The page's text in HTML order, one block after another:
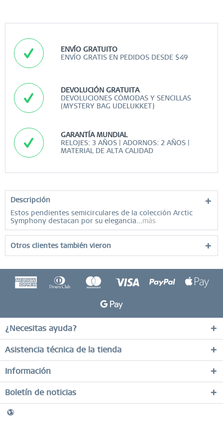
ENVÍO GRATUITO
ENVÍO GRATIS EN PEDIDOS DESDE $49
DEVOLUCIÓN GRATUITA
DEVOLUCIONES CÓMODAS Y SENCILLAS
(MYSTERY BAG UDELUKKET)
GARANTÍA MUNDIAL
RELOJES: 3 AÑOS | ADORNOS: 2 AÑOS |
MATERIAL DE ALTA CALIDAD
Descripción
Estos pendientes semicirculares de la colección Arctic
Symphony destacan por su elegancia... más
Otros clientes también vieron
¿Necesitas ayuda?
Asistencia técnica de la tienda
Información
Boletín de noticias